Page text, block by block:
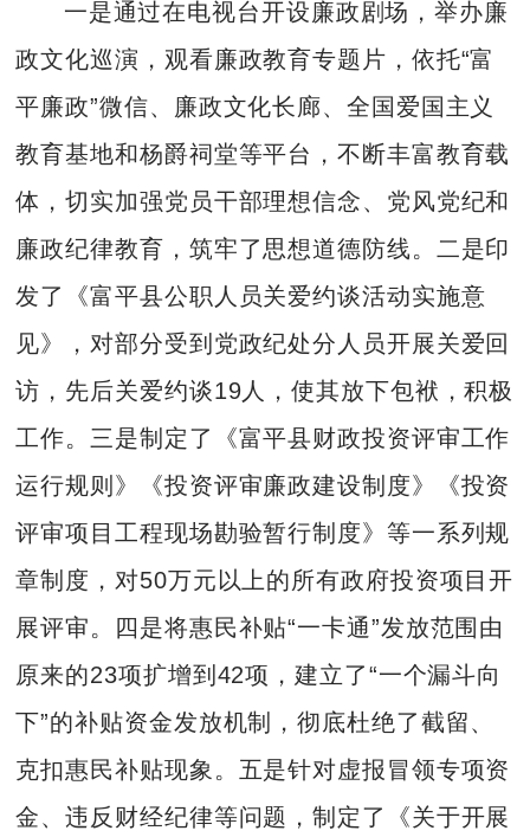
一是通过在电视台开设廉政剧场，举办廉
政文化巡演，观看廉政教育专题片，依托“富
平廉政”微信、廉政文化长廊、全国爱国主义
教育基地和杨爵祠堂等平台，不断丰富教育载
体，切实加强党员干部理想信念、党风党纪和
廉政纪律教育，筑牢了思想道德防线。二是印
发了《富平县公职人员关爱约谈活动实施意
见》，对部分受到党政纪处分人员开展关爱回
访，先后关爱约谈19人，使其放下包袱，积极
工作。三是制定了《富平县财政投资评审工作
运行规则》《投资评审廉政建设制度》《投资
评审项目工程现场勘验暂行制度》等一系列规
章制度，对50万元以上的所有政府投资项目开
展评审。四是将惠民补贴“一卡通”发放范围由
原来的23项扩增到42项，建立了“一个漏斗向
下”的补贴资金发放机制，彻底杜绝了截留、
克扣惠民补贴现象。五是针对虚报冒领专项资
金、违反财经纪律等问题，制定了《关于开展